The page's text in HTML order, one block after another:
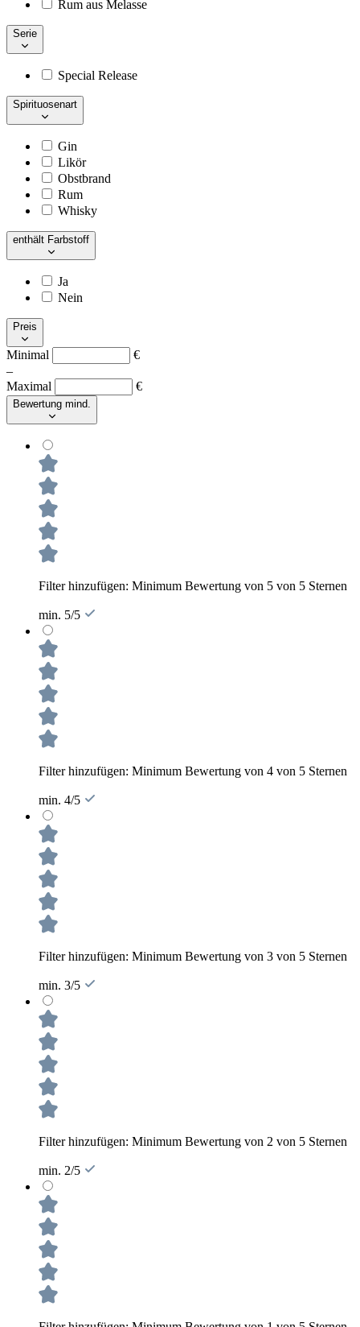
Rum aus Melasse
Serie
Special Release
Spirituosenart
Gin
Likör
Obstbrand
Rum
Whisky
enthält Farbstoff
Ja
Nein
Preis
Minimal
€
–
Maximal
€
Bewertung mind.
Filter hinzufügen: Minimum Bewertung von 5 von 5 Sternen
min. 5/5
Filter hinzufügen: Minimum Bewertung von 4 von 5 Sternen
min. 4/5
Filter hinzufügen: Minimum Bewertung von 3 von 5 Sternen
min. 3/5
Filter hinzufügen: Minimum Bewertung von 2 von 5 Sternen
min. 2/5